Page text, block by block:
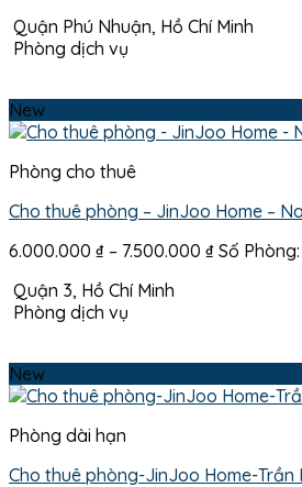
Quận Phú Nhuận, Hồ Chí Minh
Phòng dịch vụ
New
Phòng cho thuê
Cho thuê phòng – JinJoo Home –
6.000.000 ₫ – 7.500.000 ₫Khoảng
7.500.000
Số
Quận 3, Hồ Chí Minh
Phòng dịch vụ
New
Phòng dài hạn
Cho thuê phòng-JinJoo Home-Trần